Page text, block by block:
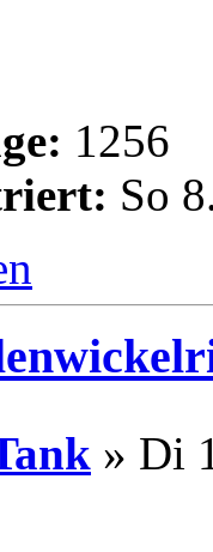
1256
So
» Di